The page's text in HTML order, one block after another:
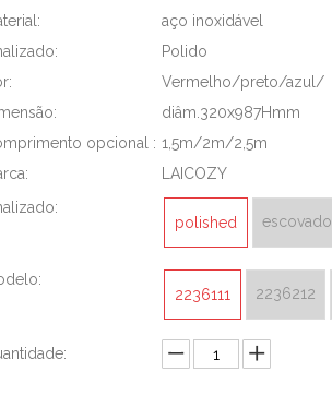
aço inoxidável
Polido
Vermelho/preto/azul/
diâm.320x987Hmm
opcional : 1,5m/2m/2,5m
LAICOZY
polished
escovado
2236111
2236212